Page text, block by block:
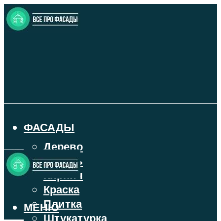
ФАСАДЫ
Дерево
Камень
Кирпич
Краска
Плитка
Штукатурка
МЕНЮ